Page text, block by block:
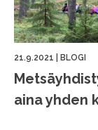
21.9.2021 BLOGI
aina yhden